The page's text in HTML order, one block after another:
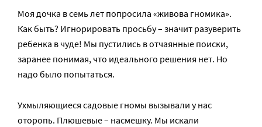
Моя дочка в семь лет попросила «живова гномика».
Как быть? Игнорировать просьбу – значит разуверить
ребенка в чуде! Мы пустились в отчаянные поиски,
заранее понимая, что идеального решения нет. Но
надо было попытаться.
Ухмыляющиеся садовые гномы вызывали у нас
оторопь. Плюшевые – насмешку. Мы искали